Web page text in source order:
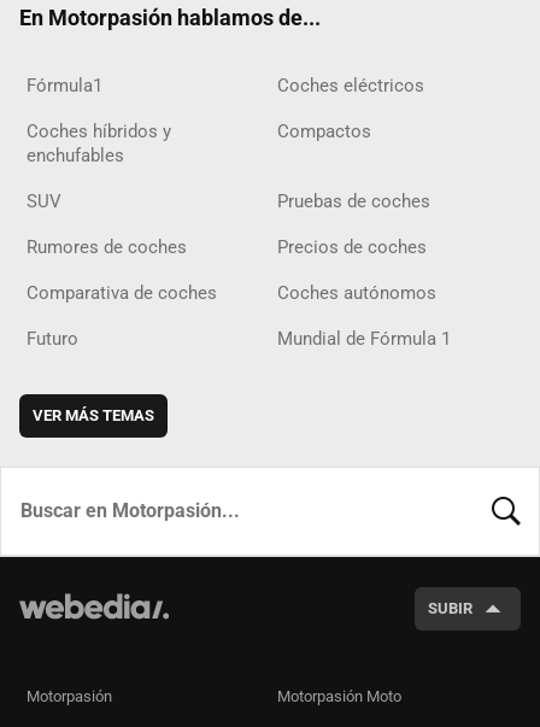
En Motorpasión hablamos de...
Fórmula1 Coches eléctricos
Coches híbridos y
enchufables
Compactos
SUV Pruebas de coches
Rumores de coches Precios de coches
Comparativa de coches Coches autónomos
Futuro Mundial de Fórmula 1
VER MÁS TEMAS
SUBIR
Motorpasión Motorpasión Moto